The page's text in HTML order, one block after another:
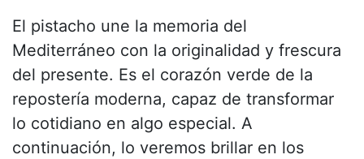
El pistacho une la memoria del
Mediterráneo con la originalidad y frescura
del presente. Es el corazón verde de la
repostería moderna, capaz de transformar
lo cotidiano en algo especial. A
continuación, lo veremos brillar en los